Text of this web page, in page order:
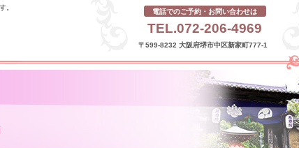
。
電話でのご予約・お問い合わせは
TEL.072-206-4969
〒599-8232 大阪府堺市中区新家町777-1